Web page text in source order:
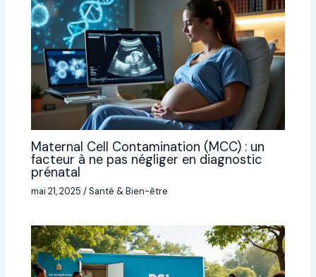
Maternal Cell Contamination (MCC) : un
facteur à ne pas négliger en diagnostic
prénatal
mai 21, 2025/Santé & Bien-être